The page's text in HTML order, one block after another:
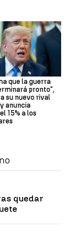
que la guerra
pronto",
su nuevo rival
anuncia
15% a los
quedar